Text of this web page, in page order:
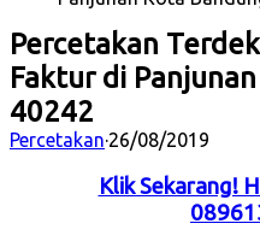
Percetakan
Faktur di
40242
Percetakan·26/08/2019
Klik Sekarang!